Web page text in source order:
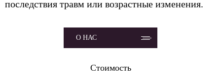
последствия травм или возрастные изменения.
О НАС
Стоимость